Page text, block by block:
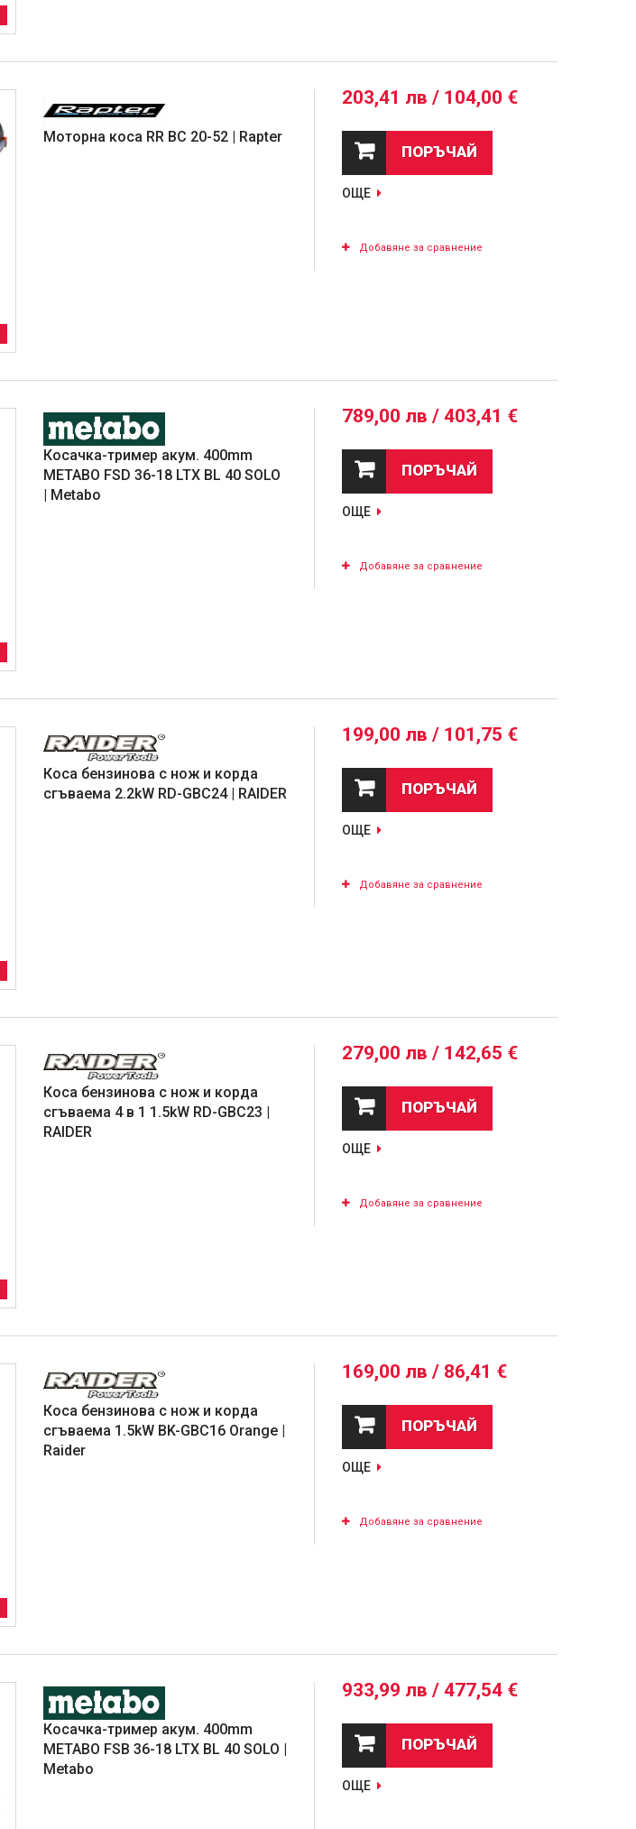
Моторна коса RR BC 20-52 | Rapter
203,41 лв / 104,00 €
ПОРЪЧАЙ
ОЩЕ
Добавяне за сравнение
Косачка-тример акум. 400mm
METABO FSD 36-18 LTX BL 40 SOLO
| Metabo
789,00 лв / 403,41 €
ПОРЪЧАЙ
ОЩЕ
Добавяне за сравнение
Коса бензинова с нож и корда
сгъваема 2.2kW RD-GBC24 | RAIDER
199,00 лв / 101,75 €
ПОРЪЧАЙ
ОЩЕ
Добавяне за сравнение
Коса бензинова с нож и корда
сгъваема 4 в 1 1.5kW RD-GBC23 |
RAIDER
279,00 лв / 142,65 €
ПОРЪЧАЙ
ОЩЕ
Добавяне за сравнение
Коса бензинова с нож и корда
сгъваема 1.5kW BK-GBC16 Orange |
Raider
169,00 лв / 86,41 €
ПОРЪЧАЙ
ОЩЕ
Добавяне за сравнение
Косачка-тример акум. 400mm
METABO FSB 36-18 LTX BL 40 SOLO |
Metabo
933,99 лв / 477,54 €
ПОРЪЧАЙ
ОЩЕ